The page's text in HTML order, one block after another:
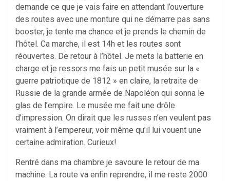
demande ce que je vais faire en attendant l’ouverture
des routes avec une monture qui ne démarre pas sans
booster, je tente ma chance et je prends le chemin de
l’hôtel. Ca marche, il est 14h et les routes sont
réouvertes. De retour à l’hôtel. Je mets la batterie en
charge et je ressors me fais un petit musée sur la «
guerre patriotique de 1812 » en claire, la retraite de
Russie de la grande armée de Napoléon qui sonna le
glas de l’empire. Le musée me fait une drôle
d’impression. On dirait que les russes n’en veulent pas
vraiment à l’empereur, voir même qu’il lui vouent une
certaine admiration. Curieux!
Rentré dans ma chambre je savoure le retour de ma
machine. La route va enfin reprendre, il me reste 2000